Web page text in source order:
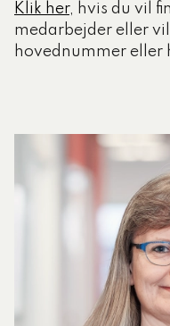
Klik her, hvis du vil
medarbejder eller
hovednummer eller